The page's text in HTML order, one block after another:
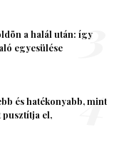
a halál után: így
egyesülése
3
és hatékonyabb, mint
pusztítja el,
4